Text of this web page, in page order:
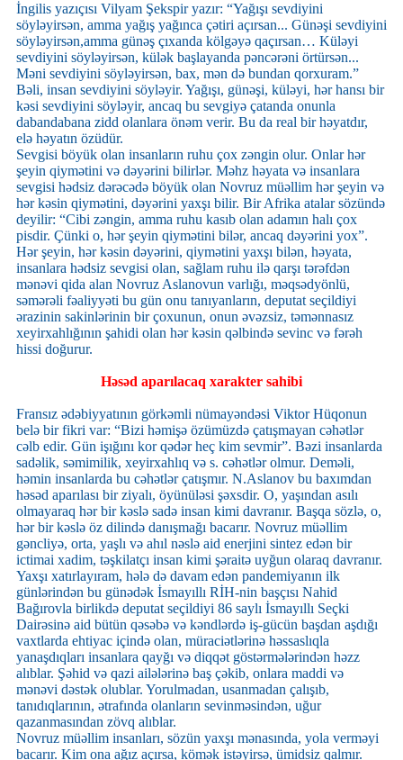
İngilis yazıçısı Vilyam Şekspir yazır: “Yağışı sevdiyini
söyləyirsən, amma yağış yağınca çətiri açırsan... Günəşi sevdiyini
söyləyirsən,amma günəş çıxanda kölgəyə qaçırsan… Küləyi
sevdiyini söyləyirsən, külək başlayanda pəncərəni örtürsən...
Məni sevdiyini söyləyirsən, bax, mən də bundan qorxuram.”
Bəli, insan sevdiyini söyləyir. Yağışı, günəşi, küləyi, hər hansı bir
kəsi sevdiyini söyləyir, ancaq bu sevgiyə çatanda onunla
dabandabana zidd olanlara önəm verir. Bu da real bir həyatdır,
elə həyatın özüdür.
Sevgisi böyük olan insanların ruhu çox zəngin olur. Onlar hər
şeyin qiymətini və dəyərini bilirlər. Məhz həyata və insanlara
sevgisi hədsiz dərəcədə böyük olan Novruz müəllim hər şeyin və
hər kəsin qiymətini, dəyərini yaxşı bilir. Bir Afrika atalar sözündə
deyilir: “Cibi zəngin, amma ruhu kasıb olan adamın halı çox
pisdir. Çünki o, hər şeyin qiymətini bilər, ancaq dəyərini yox”.
Hər şeyin, hər kəsin dəyərini, qiymətini yaxşı bilən, həyata,
insanlara hədsiz sevgisi olan, sağlam ruhu ilə qarşı tərəfdən
mənəvi qida alan Novruz Aslanovun varlığı, məqsədyönlü,
səmərəli fəaliyyəti bu gün onu tanıyanların, deputat seçildiyi
ərazinin sakinlərinin bir çoxunun, onun əvəzsiz, təmənnasız
xeyirxahlığının şahidi olan hər kəsin qəlbində sevinc və fərəh
hissi doğurur.
Həsəd aparılacaq xarakter sahibi
Fransız ədəbiyyatının görkəmli nümayəndəsi Viktor Hüqonun
belə bir fikri var: “Bizi həmişə özümüzdə çatışmayan cəhətlər
cəlb edir. Gün işığını kor qədər heç kim sevmir”. Bəzi insanlarda
sadəlik, səmimilik, xeyirxahlıq və s. cəhətlər olmur. Deməli,
həmin insanlarda bu cəhətlər çatışmır. N.Aslanov bu baxımdan
həsəd aparılası bir ziyalı, öyünüləsi şəxsdir. O, yaşından asılı
olmayaraq hər bir kəslə sadə insan kimi davranır. Başqa sözlə, o,
hər bir kəslə öz dilində danışmağı bacarır. Novruz müəllim
gəncliyə, orta, yaşlı və ahıl nəslə aid enerjini sintez edən bir
ictimai xadim, təşkilatçı insan kimi şəraitə uyğun olaraq davranır.
Yaxşı xatırlayıram, hələ də davam edən pandemiyanın ilk
günlərindən bu günədək İsmayıllı RİH-nin başçısı Nahid
Bağırovla birlikdə deputat seçildiyi 86 saylı İsmayıllı Seçki
Dairəsinə aid bütün qəsəbə və kəndlərdə iş-gücün başdan aşdığı
vaxtlarda ehtiyac içində olan, müraciətlərinə həssaslıqla
yanaşdıqları insanlara qayğı və diqqət göstərmələrindən həzz
alıblar. Şəhid və qazi ailələrinə baş çəkib, onlara maddi və
mənəvi dəstək olublar. Yorulmadan, usanmadan çalışıb,
tanıdıqlarının, ətrafında olanların sevinməsindən, uğur
qazanmasından zövq alıblar.
Novruz müəllim insanları, sözün yaxşı mənasında, yola verməyi
bacarır. Kim ona ağız açırsa, kömək istəyirsə, ümidsiz qalmır.